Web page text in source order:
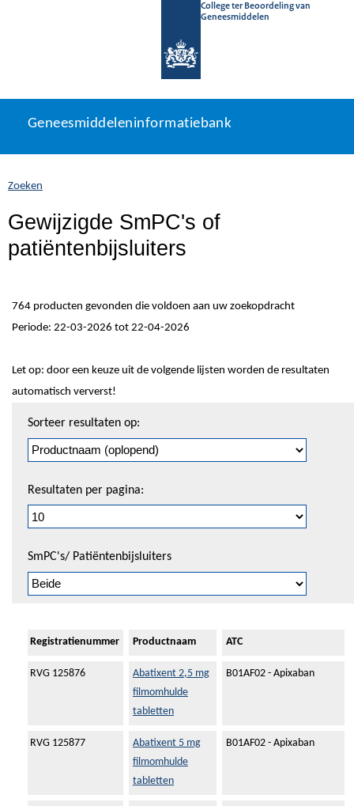
College ter Beoordeling van
Geneesmiddelen
naar
Geneesmiddeleninformatiebank
U
zich
hier:
Geneesmiddeleninformatiebank
Zoeken
Gewijzigde SmPC's of
patiëntenbijsluiters
764 producten gevonden die voldoen aan uw zoekopdracht
Periode: 22-03-2026 tot 22-04-2026
Let op: door een keuze uit de volgende lijsten worden de resultaten
automatisch ververst!
pagineren
Sorteer resultaten op:
Resultaten per pagina:
SmPC's/ Patiëntenbijsluiters
Registratienummer Productnaam ATC
RVG 125876
Abatixent 2,5 mg
filmomhulde
tabletten
B01AF02 - Apixaban
RVG 125877
Abatixent 5 mg
filmomhulde
tabletten
B01AF02 - Apixaban